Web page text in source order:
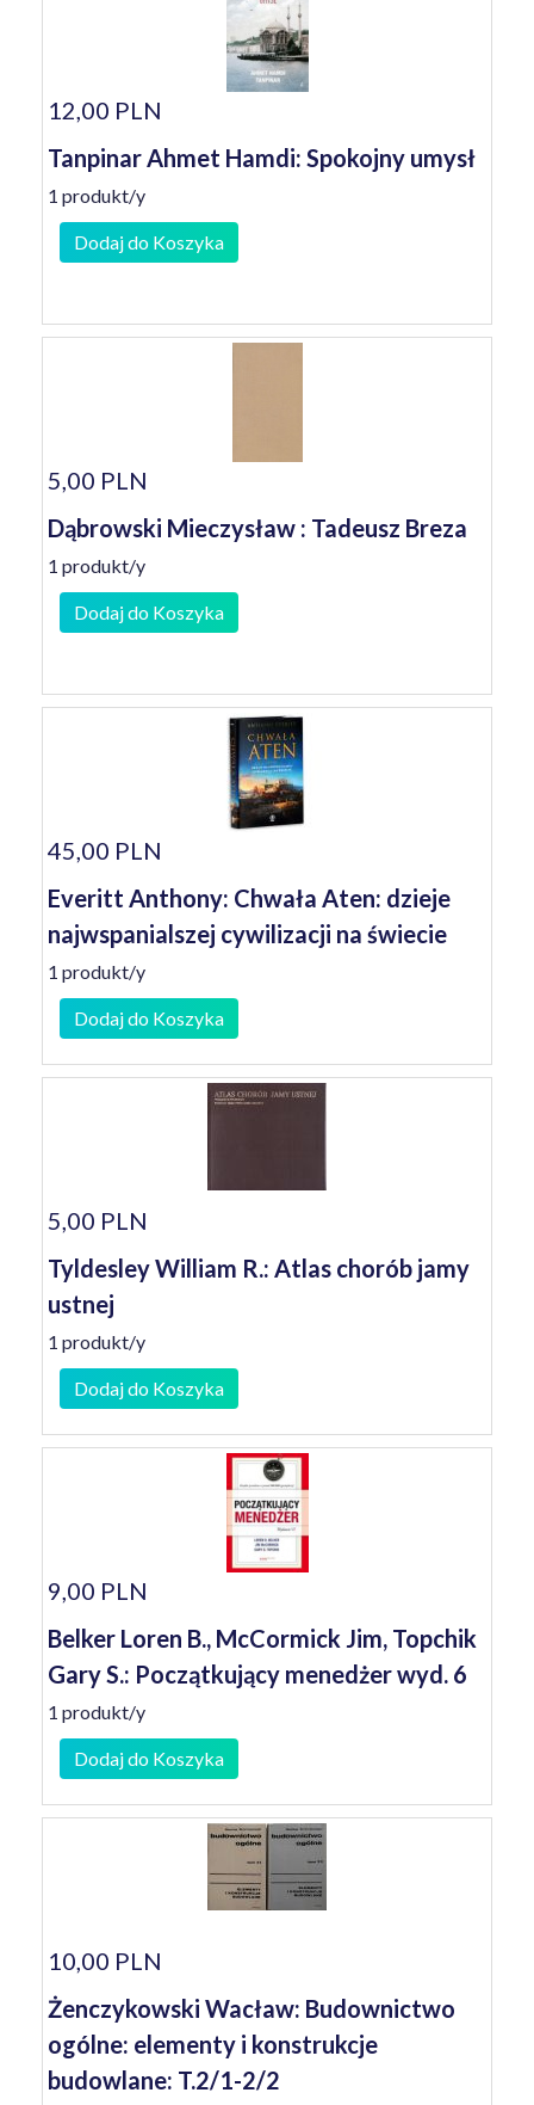
12,00 PLN
Tanpinar Ahmet Hamdi: Spokojny umysł
1 produkt/y
Dodaj do Koszyka
5,00 PLN
Dąbrowski Mieczysław : Tadeusz Breza
1 produkt/y
Dodaj do Koszyka
45,00 PLN
Everitt Anthony: Chwała Aten: dzieje
najwspanialszej cywilizacji na świecie
1 produkt/y
Dodaj do Koszyka
5,00 PLN
Tyldesley William R.: Atlas chorób jamy
ustnej
1 produkt/y
Dodaj do Koszyka
9,00 PLN
Belker Loren B., McCormick Jim, Topchik
Gary S.: Początkujący menedżer wyd. 6
1 produkt/y
Dodaj do Koszyka
10,00 PLN
Żenczykowski Wacław: Budownictwo
ogólne: elementy i konstrukcje
budowlane: T.2/1-2/2